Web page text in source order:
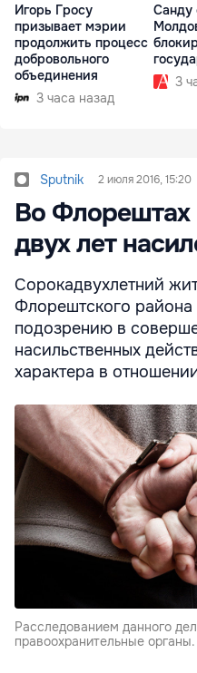
Игорь Гросу
призывает мэрии
продолжить процесс
добровольного
объединения
3 часа назад
Санду
3
Sputnik 2 июля 2016, 15:20
Во Флорештах
двух лет
Cорокадвухлетний
Флорештского
подозрению в
насильственных
характера в
Расследованием данного
правоохранительные органы.